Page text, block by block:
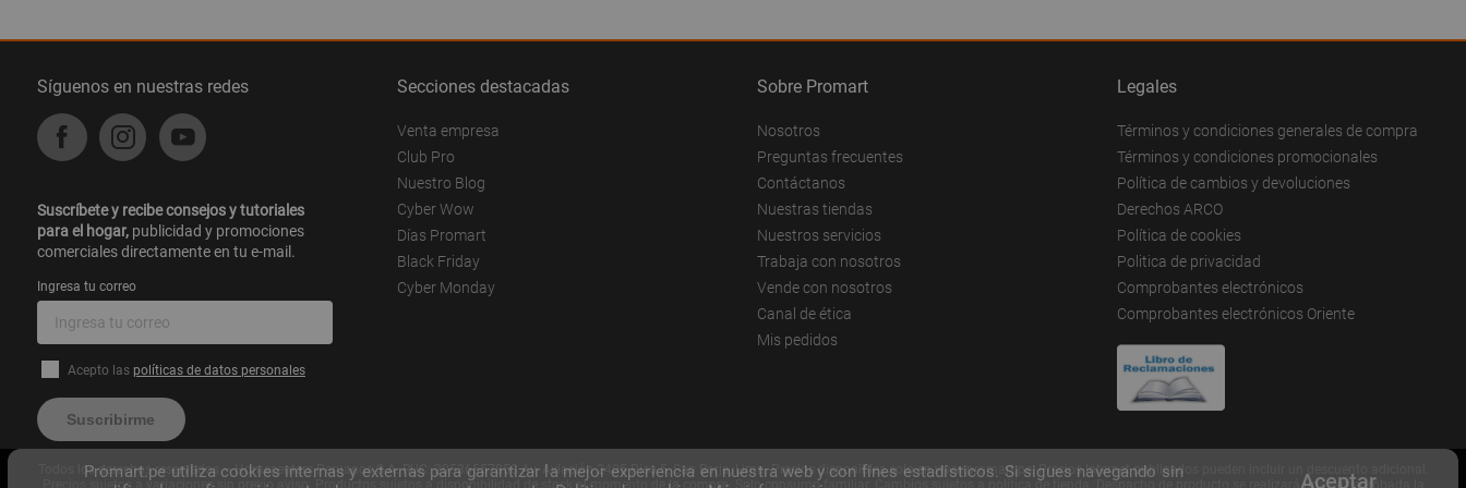
Síguenos en nuestras redes
Suscríbete y recibe consejos y tutoriales
para el hogar, publicidad y promociones
comerciales directamente en tu e-mail.
Ingresa tu correo
Acepto las políticas de datos personales
Suscribirme
Secciones destacadas
Venta empresa
Club Pro
Nuestro Blog
Cyber Wow
Días Promart
Black Friday
Cyber Monday
Sobre Promart
Nosotros
Preguntas frecuentes
Contáctanos
Nuestras tiendas
Nuestros servicios
Trabaja con nosotros
Vende con nosotros
Canal de ética
Mis pedidos
Legales
Términos y condiciones generales de compra
Términos y condiciones promocionales
Política de cambios y devoluciones
Derechos ARCO
Política de cookies
Politica de privacidad
Comprobantes electrónicos
Comprobantes electrónicos Oriente
Todos los derechos reservados – Homecenters Peruanos S.A. RUC: 20536557858 Av. Aviación 2405 Piso 5, San Borja, Lima. Precios disponibles solo en www.promart.pe. Precios Internet publicados pueden incluir un descuento adicional.
Precios sujetos a variaciones sin previo aviso. Productos sujetos a disponibilidad de stock al momento de la compra. Solo consumo familiar. Cambios sujetos a política de tienda. Despacho de producto se realizará una vez aprobada la
Aceptar
Promart.pe utiliza cookies internas y externas para garantizar la mejor experiencia en nuestra web y con fines estadísticos. Si sigues navegando sin